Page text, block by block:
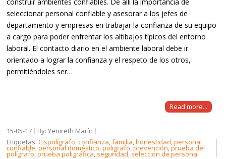
seleccionar personal confiable y asesorar a los jefes de
departamento y empresas en trabajar la confianza de su equipo
a cargo para poder enfrentar los altibajos típicos del entorno
laboral. El contacto diario en el ambiente laboral debe ir
orientado a lograr la confianza y el respeto de los otros,
permitiéndoles ser…
Read more...
15-05-17
By: Yenireth Marín
Etiquetas:Cispolígrafo ,confianza ,familia ,honestidad ,personal
confiable ,personal doméstico ,poligrafo ,prevención ,prueba del
polígrafo,prueba poligráfica seguridad ,selección de personal